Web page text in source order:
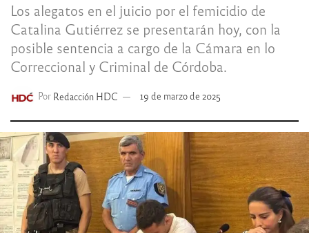
Los alegatos en el juicio por el femicidio de
Catalina Gutiérrez se presentarán hoy, con la
posible sentencia a cargo de la Cámara en lo
Correccional y Criminal de Córdoba.
Por Redacción HDC 19 de marzo de 2025